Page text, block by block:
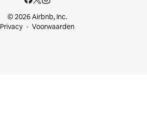
© 2026 Airbnb, Inc.
Privacy
Voorwaarden